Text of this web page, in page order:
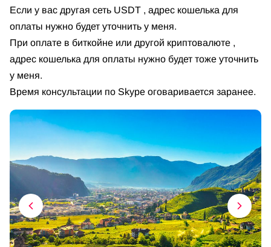
Если у вас другая сеть USDT , адрес кошелька для
оплаты нужно будет уточнить у меня.
При оплате в биткойне или другой криптовалюте ,
адрес кошелька для оплаты нужно будет тоже уточнить
у меня.
Время консультации по Skype оговаривается заранее.